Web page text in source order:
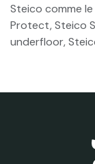
Steico comme
Protect, Steico
underfloor,